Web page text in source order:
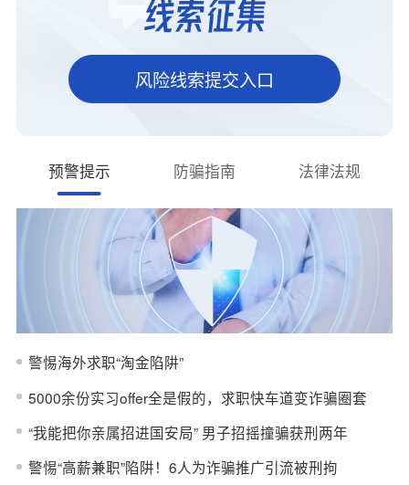
风险线索提交入口
预警提示 防骗指南 法律法规
警惕海外求职“淘金陷阱”
5000余份实习offer全是假的，求职快车道变诈骗圈套
“我能把你亲属招进国安局” 男子招摇撞骗获刑两年
警惕“高薪兼职”陷阱！6人为诈骗推广引流被刑拘